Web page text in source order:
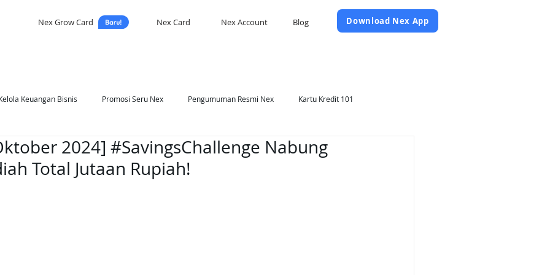
Daftar Sekarang
Nex Grow Card Nex Card Nex Account Blog Download Nex App
Keuangan Bisnis Promosi Seru Nex Pengumuman Resmi Nex Kartu Kredit 101
Nex Self Development
2024] #SavingsChallenge Nabung
Total Jutaan Rupiah!